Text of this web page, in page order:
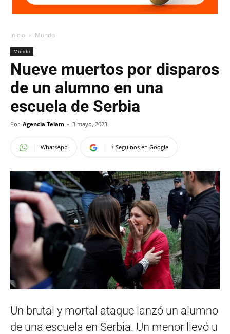
Inicio Mundo
Mundo
Nueve muertos por disparos
de un alumno en una
escuela de Serbia
Por Agencia Telam - 3 mayo, 2023
WhatsApp + Seguinos en Google
Un brutal y mortal ataque lanzó un alumno
de una escuela en Serbia. Un menor llevó u